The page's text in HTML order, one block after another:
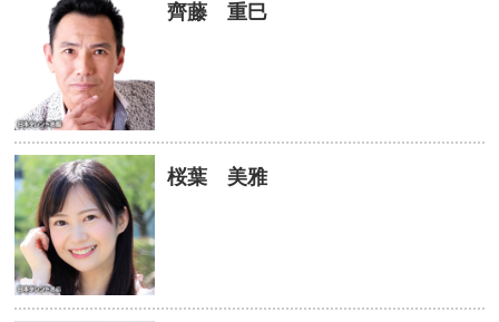
齊藤 重巳
桜葉 美雅